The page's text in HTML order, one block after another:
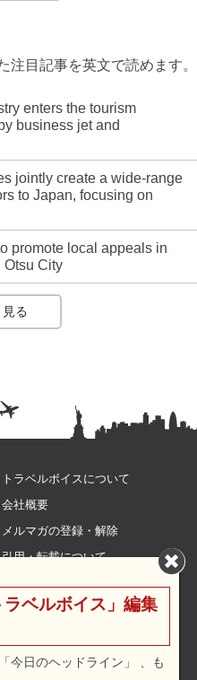
注目記事を英文で読めます。
enters the tourism
business jet and
jointly create a wide-range
to Japan, focusing on
promote local appeals in
Otsu City
る
トラベルボイスについて
会社概要
メルマガの登録・解除
引用・転載について
利用規約
広告メニュー・料金
ベルボイス」編集
今日のヘッドライン」 、も